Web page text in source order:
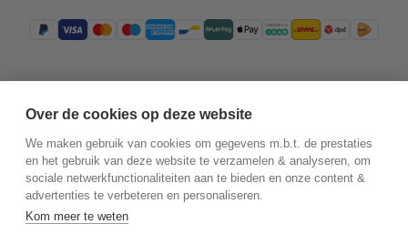
Over de cookies op deze website
We maken gebruik van cookies om gegevens m.b.t. de prestaties
en het gebruik van deze website te verzamelen & analyseren, om
sociale netwerkfunctionaliteiten aan te bieden en onze content &
advertenties te verbeteren en personaliseren.
Kom meer te weten